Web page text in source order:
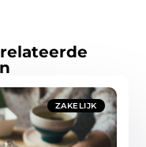
ZAKELIJK